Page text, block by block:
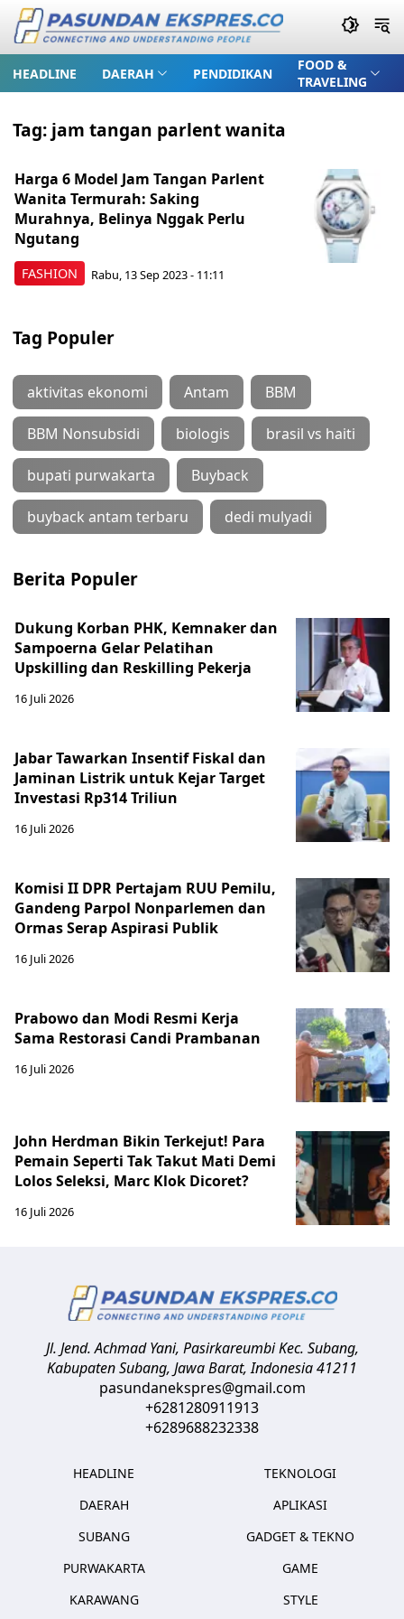
HEADLINE DAERAH PENDIDIKAN
FOOD &
TRAVELING
Tag: jam tangan parlent wanita
FASHION
Harga 6 Model Jam Tangan Parlent
Wanita Termurah: Saking
Murahnya, Belinya Nggak Perlu
Ngutang
Rabu, 13 Sep 2023 - 11:11
Tag Populer
aktivitas ekonomi Antam BBM
BBM Nonsubsidi biologis brasil vs haiti
bupati purwakarta Buyback
buyback antam terbaru dedi mulyadi
Berita Populer
Dukung Korban PHK, Kemnaker dan
Sampoerna Gelar Pelatihan
Upskilling dan Reskilling Pekerja
16 Juli 2026
Jabar Tawarkan Insentif Fiskal dan
Jaminan Listrik untuk Kejar Target
Investasi Rp314 Triliun
16 Juli 2026
Komisi II DPR Pertajam RUU Pemilu,
Gandeng Parpol Nonparlemen dan
Ormas Serap Aspirasi Publik
16 Juli 2026
Prabowo dan Modi Resmi Kerja
Sama Restorasi Candi Prambanan
16 Juli 2026
John Herdman Bikin Terkejut! Para
Pemain Seperti Tak Takut Mati Demi
Lolos Seleksi, Marc Klok Dicoret?
16 Juli 2026
Jl. Jend. Achmad Yani, Pasirkareumbi Kec. Subang,
Kabupaten Subang, Jawa Barat,Indonesia41211
pasundanekspres@gmail.com
+6281280911913
+6289688232338
HEADLINE
DAERAH
SUBANG
PURWAKARTA
KARAWANG
TEKNOLOGI
APLIKASI
GADGET & TEKNO
GAME
STYLE